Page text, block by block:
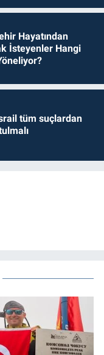
Hayatından
İsteyenler Hangi
tüm suçlardan